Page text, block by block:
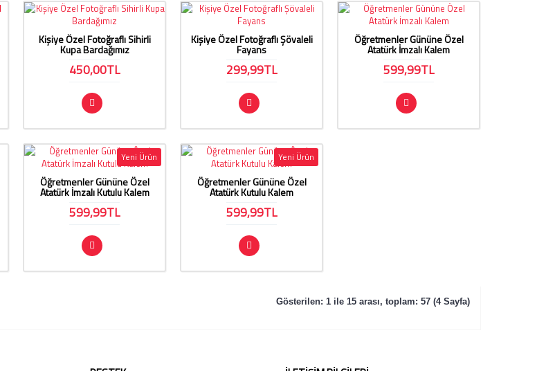
Kişiye Özel Fotoğraflı Sihirli
Kupa Bardağımız
450,00TL
Kişiye Özel Fotoğraflı Şövaleli
Fayans
299,99TL
Öğretmenler Gününe Özel
Atatürk İmzalı Kalem
599,99TL
Yeni Ürün
Öğretmenler Gününe Özel
Atatürk İmzalı Kutulu Kalem
599,99TL
Yeni Ürün
Öğretmenler Gününe Özel
Atatürk Kutulu Kalem
599,99TL
Gösterilen: 1 ile 15 arası, toplam: 57 (4 Sayfa)